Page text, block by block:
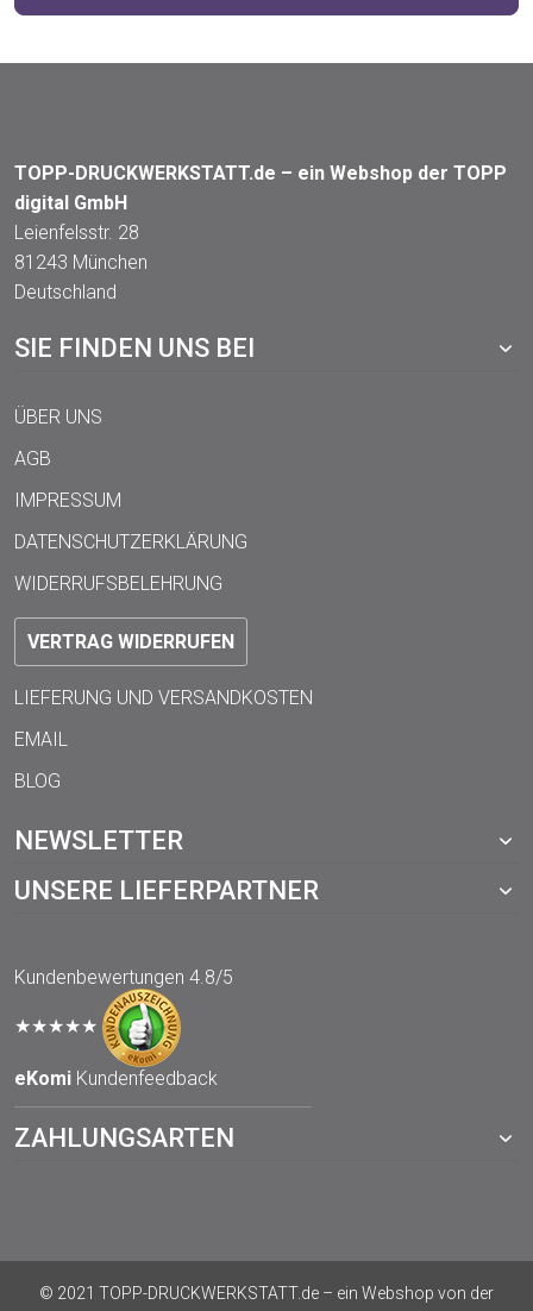
TOPP-DRUCKWERKSTATT.de – ein Webshop der TOPP
digital GmbH
Leienfelsstr. 28
81243 München
Deutschland
SIE FINDEN UNS BEI
ÜBER UNS
AGB
IMPRESSUM
DATENSCHUTZERKLÄRUNG
WIDERRUFSBELEHRUNG
VERTRAG WIDERRUFEN
LIEFERUNG UND VERSANDKOSTEN
EMAIL
BLOG
NEWSLETTER
UNSERE LIEFERPARTNER
Kundenbewertungen 4.8/5
★★★★★
eKomi Kundenfeedback
ZAHLUNGSARTEN
© 2021 TOPP-DRUCKWERKSTATT.de – ein Webshop von der